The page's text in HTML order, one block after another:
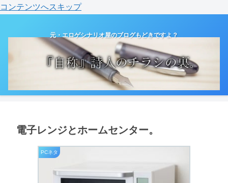
コンテンツへスキップ
元・エロゲシナリオ屋のブログもどきですよ？
電子レンジとホームセンター。
PCネタ